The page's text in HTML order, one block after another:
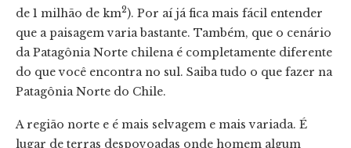
de 1 milhão de km2). Por aí já fica mais fácil entender
que a paisagem varia bastante. Também, que o cenário
da Patagônia Norte chilena é completamente diferente
do que você encontra no sul. Saiba tudo o que fazer na
Patagônia Norte do Chile.
A região norte e é mais selvagem e mais variada. É
lugar de terras despovoadas onde homem algum